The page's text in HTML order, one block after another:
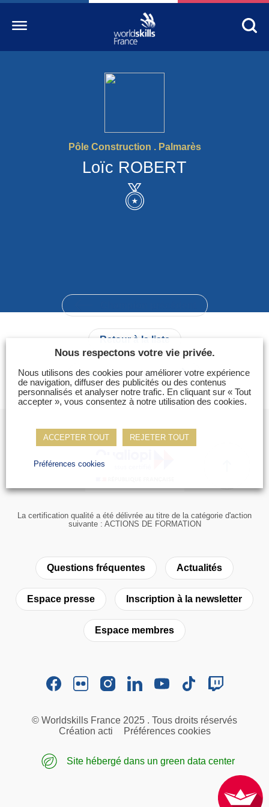
Pôle Construction . Palmarès
Loïc ROBERT
La compétition
Découvrez un métier
S’informer
Vidéos
Suivez l’Équipe de France des métiers
Shanghai 2026
Questions fréquentes
Actualités
Inscription à la newsletter
Retour à la liste
Champion suivant
La certification qualité a été délivrée au titre de la catégorie d'action
suivante : ACTIONS DE FORMATION
Questions fréquentes Actualités
Espace presse Inscription à la newsletter
Espace membres
© Worldskills France 2025 . Tous droits réservés
Création acti
Préférences cookies
Site hébergé dans un green data center
Nous respectons votre vie privée.
Nous utilisons des cookies pour améliorer votre expérience
de navigation, diffuser des publicités ou des contenus
personnalisés et analyser notre trafic. En cliquant sur « Tout
accepter », vous consentez à notre utilisation des cookies.
ACCEPTER TOUT REJETER TOUT
Préférences cookies